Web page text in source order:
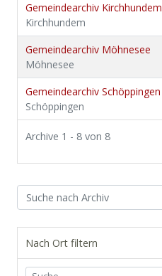
Gemeindearchiv Kirchhundem
Kirchhundem
Gemeindearchiv Möhnesee
Möhnesee
Gemeindearchiv Schöppingen
Schöppingen
Archive 1 - 8 von 8
Nach Ort filtern